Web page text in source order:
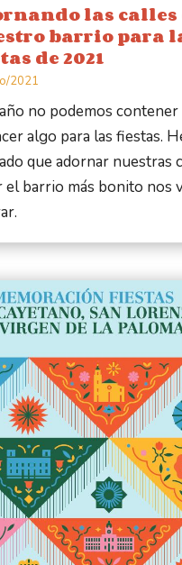
las calles
barrio para
de 2021
2021
no podemos contener
algo para las fiestas.
que adornar nuestras
el barrio más bonito nos